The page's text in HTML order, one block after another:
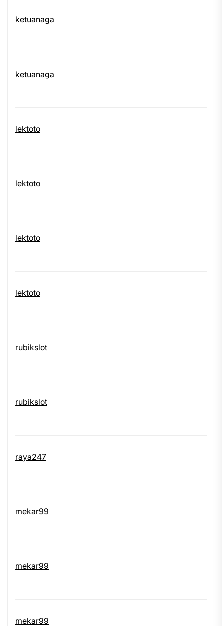
ketuanaga
ketuanaga
lektoto
lektoto
lektoto
lektoto
rubikslot
rubikslot
raya247
mekar99
mekar99
mekar99